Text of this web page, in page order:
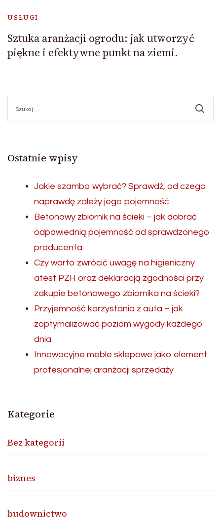
USŁUGI
Sztuka aranżacji ogrodu: jak utworzyć
piękne i efektywne punkt na ziemi.
Ostatnie wpisy
Jakie szambo wybrać? Sprawdź, od czego
naprawdę zależy jego pojemność.
Betonowy zbiornik na ścieki – jak dobrać
odpowiednią pojemność od sprawdzonego
producenta
Czy warto zwrócić uwagę na higieniczny
atest PZH oraz deklaracją zgodności przy
zakupie betonowego zbiornika na ścieki?
Przyjemność korzystania z auta – jak
zoptymalizować poziom wygody każdego
dnia
Innowacyjne meble sklepowe jako element
profesjonalnej aranżacji sprzedaży
Kategorie
Bez kategorii
biznes
budownictwo